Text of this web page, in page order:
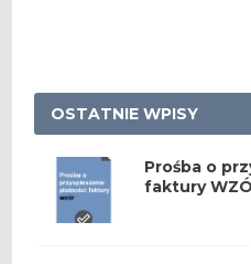
OSTATNIE WPISY
Prośba o
faktury